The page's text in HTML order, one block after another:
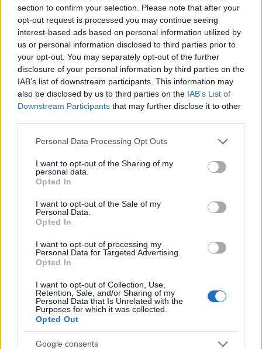
section to confirm your selection. Please note that after your
opt-out request is processed you may continue seeing
interest-based ads based on personal information utilized by
us or personal information disclosed to third parties prior to
your opt-out. You may separately opt-out of the further
disclosure of your personal information by third parties on the
IAB’s list of downstream participants. This information may
also be disclosed by us to third parties on the IAB’s List of
Downstream Participants that may further disclose it to other
Please note that this website/app uses one or more Google
not limited to your visit or usage behaviour. You may click to
grant or deny consent to Google and its third-party tags to
use your data for below specified purposes in below Google
consent section.
Personal Data Processing Opt Outs
I want to opt-out of the Sharing of my
personal data.
Opted In
I want to opt-out of the Sale of my
Personal Data.
Opted In
I want to opt-out of processing my
Personal Data for Targeted Advertising.
Opted In
I want to opt-out of Collection, Use,
Retention, Sale, and/or Sharing of my
Personal Data that Is Unrelated with the
Purposes for which it was collected.
Opted Out
Google consents
κατάφεραν να τον απεγκλωβίσουν, μεταφέρθηκε
από πλήρωμα του ΕΚΑΒ στο Γενικό Νοσοκομείο
Σερρών, όπου διαπιστώθηκε ο θάνατός του.